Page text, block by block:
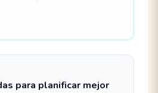
para planificar mejor